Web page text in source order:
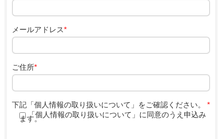
メールアドレス*
ご住所*
下記「個人情報の取り扱いについて」をご確認ください。 *
「個人情報の取り扱いについて」に同意のうえ申込み
ます。